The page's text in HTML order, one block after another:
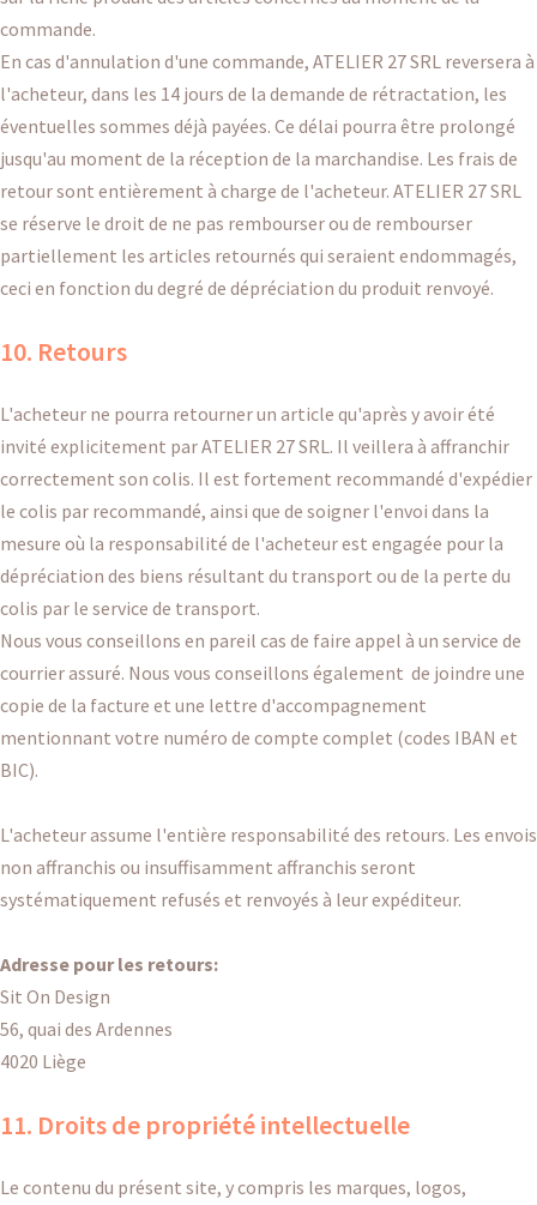
commande.
En cas d'annulation d'une commande, ATELIER 27 SRL reversera à
l'acheteur, dans les 14 jours de la demande de rétractation, les
éventuelles sommes déjà payées. Ce délai pourra être prolongé
jusqu'au moment de la réception de la marchandise. Les frais de
retour sont entièrement à charge de l'acheteur. ATELIER 27 SRL
se réserve le droit de ne pas rembourser ou de rembourser
partiellement les articles retournés qui seraient endommagés,
ceci en fonction du degré de dépréciation du produit renvoyé.
10. Retours
L'acheteur ne pourra retourner un article qu'après y avoir été
invité explicitement par ATELIER 27 SRL. Il veillera à affranchir
correctement son colis. Il est fortement recommandé d'expédier
le colis par recommandé, ainsi que de soigner l'envoi dans la
mesure où la responsabilité de l'acheteur est engagée pour la
dépréciation des biens résultant du transport ou de la perte du
colis par le service de transport.
Nous vous conseillons en pareil cas de faire appel à un service de
courrier assuré. Nous vous conseillons également de joindre une
copie de la facture et une lettre d'accompagnement
mentionnant votre numéro de compte complet (codes IBAN et
BIC).
L'acheteur assume l'entière responsabilité des retours. Les envois
non affranchis ou insuffisamment affranchis seront
systématiquement refusés et renvoyés à leur expéditeur.
Adresse pour les retours:
Sit On Design
56, quai des Ardennes
4020 Liège
11. Droits de propriété intellectuelle
Le contenu du présent site, y compris les marques, logos,